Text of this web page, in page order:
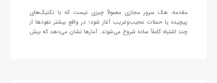
مقدمه: هک سرور مجازی معمولاً چیزی نیست که با تکنیک‌های
پیچیده یا حملات عجیب‌وغریب آغاز شود؛ در واقع بیشتر نفوذها از
چند اشتباه کاملاً ساده شروع می‌شوند. آمارها نشان می‌دهد که بیش